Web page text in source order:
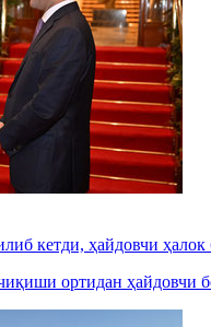
кетди, ҳайдовчи ҳалок
ортидан ҳайдовчи